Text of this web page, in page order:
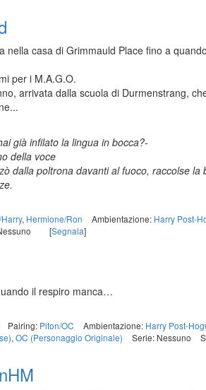
casa di Grimmauld Place fino a
per i M.A.G.O.
arrivata dalla scuola di Durmenstrang,
già infilato la lingua in bocca?-
della voce
dalla poltrona davanti al fuoco, raccolse la
, Hermione/Ron Ambientazione: Harry Post-
[Segnala]
il respiro manca…
Pairing: Piton/OC Ambientazione: Harry Post-
, OC (Personaggio Originale) Serie: Nessuno